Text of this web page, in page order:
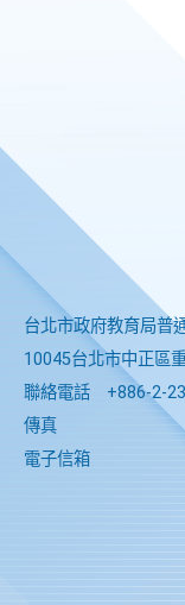
台北市政府教育局普
10045台北市中正區
聯絡電話
+886-2-
傳真
電子信箱